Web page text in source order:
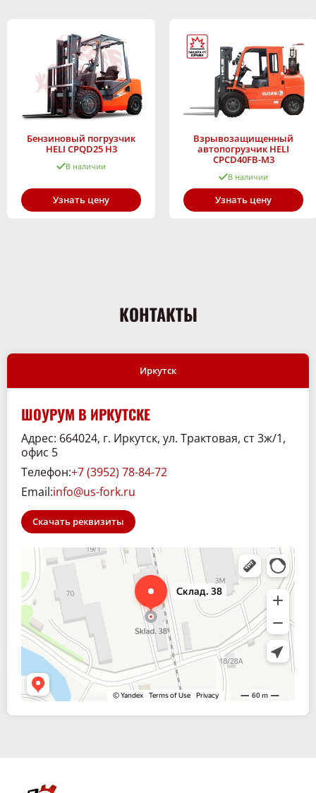
Бензиновый погрузчик
HELI CPQD25 H3
В наличии
Узнать цену
Взрывозащищенный
автопогрузчик HELI
CPCD40FB-M3
В наличии
Узнать цену
КОНТАКТЫ
Иркутск
ШОУРУМ В ИРКУТСКЕ
Адрес: 664024, г. Иркутск, ул. Трактовая, ст 3ж/1,
офис 5
Телефон:+7 (3952) 78-84-72
Email:info@us-fork.ru
Скачать реквизиты
Склад. 38
Спецтехника и спецавтомобили в Иркутске